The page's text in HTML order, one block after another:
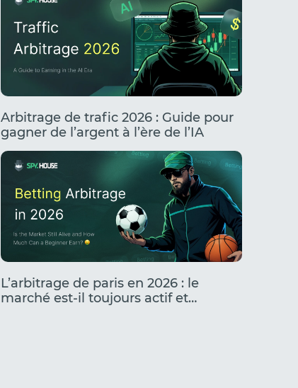
Arbitrage de trafic 2026 : Guide pour
gagner de l’argent à l’ère de l’IA
L’arbitrage de paris en 2026 : le
marché est-il toujours actif et